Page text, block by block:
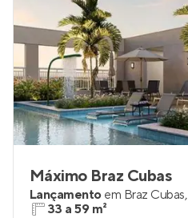
Máximo Braz Cubas
Lançamento em Braz Cubas,
33 a 59 m²